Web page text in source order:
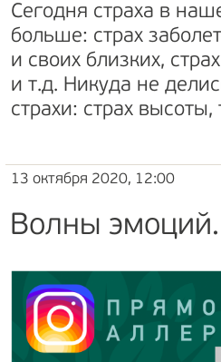
Сегодня страха в
больше: страх
и своих близких,
и т.д. Никуда не
страхи: страх
13 октября 2020, 12:00
Волны